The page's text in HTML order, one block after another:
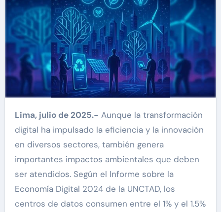
Lima, julio de 2025.- Aunque la transformación
digital ha impulsado la eficiencia y la innovación
en diversos sectores, también genera
importantes impactos ambientales que deben
ser atendidos. Según el Informe sobre la
Economía Digital 2024 de la UNCTAD, los
centros de datos consumen entre el 1% y el 1.5%